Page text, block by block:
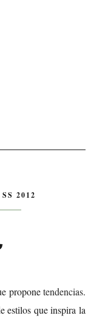
2012
proponetendencias.
estilos que inspira la